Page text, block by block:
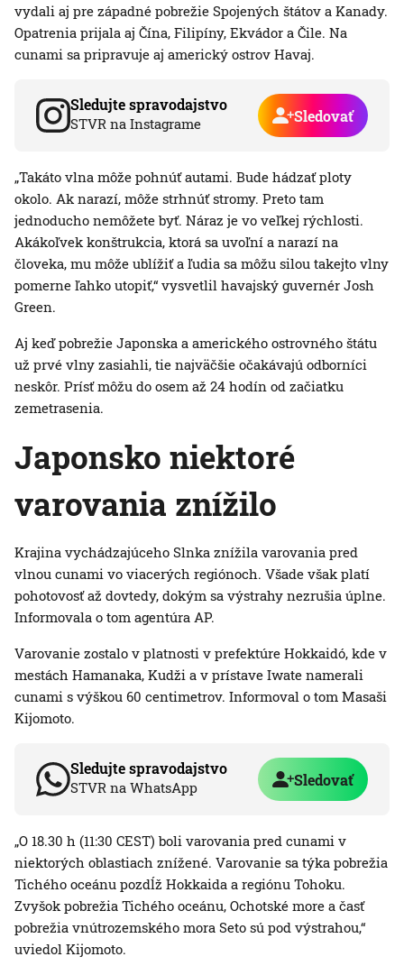
vydali aj pre západné pobrežie Spojených štátov a Kanady.
Opatrenia prijala aj Čína, Filipíny, Ekvádor a Čile. Na
cunami sa pripravuje aj americký ostrov Havaj.
Sledujte spravodajstvo
STVR na Instagrame Sledovať
„Takáto vlna môže pohnúť autami. Bude hádzať ploty
okolo. Ak narazí, môže strhnúť stromy. Preto tam
jednoducho nemôžete byť. Náraz je vo veľkej rýchlosti.
Akákoľvek konštrukcia, ktorá sa uvoľní a narazí na
človeka, mu môže ublížiť a ľudia sa môžu silou takejto vlny
pomerne ľahko utopiť,“ vysvetlil havajský guvernér Josh
Green.
Aj keď pobrežie Japonska a amerického ostrovného štátu
už prvé vlny zasiahli, tie najväčšie očakávajú odborníci
neskôr. Prísť môžu do osem až 24 hodín od začiatku
zemetrasenia.
Japonsko niektoré
varovania znížilo
Krajina vychádzajúceho Slnka znížila varovania pred
vlnou cunami vo viacerých regiónoch. Všade však platí
pohotovosť až dovtedy, dokým sa výstrahy nezrušia úplne.
Informovala o tom agentúra AP.
Varovanie zostalo v platnosti v prefektúre Hokkaidó, kde v
mestách Hamanaka, Kudži a v prístave Iwate namerali
cunami s výškou 60 centimetrov. Informoval o tom Masaši
Kijomoto.
Sledujte spravodajstvo
STVR na WhatsApp Sledovať
„O 18.30 h (11:30 CEST) boli varovania pred cunami v
niektorých oblastiach znížené. Varovanie sa týka pobrežia
Tichého oceánu pozdĺž Hokkaida a regiónu Tohoku.
Zvyšok pobrežia Tichého oceánu, Ochotské more a časť
pobrežia vnútrozemského mora Seto sú pod výstrahou,“
uviedol Kijomoto.